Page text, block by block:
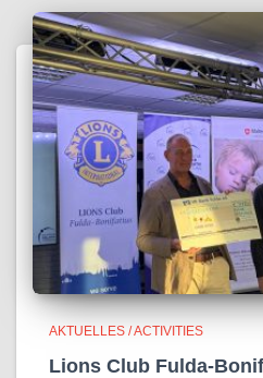
AKTUELLES / ACTIVITIES
Lions Club Fulda-